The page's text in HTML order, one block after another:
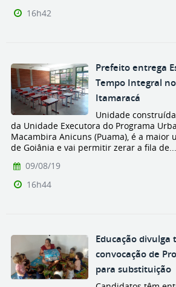
16h42
Prefeito entrega
Tempo Integral
Itamaracá
Unidade
da Unidade Executora do Programa
Macambira Anicuns (Puama), é a maior
de Goiânia e vai permitir zerar a fila de...
09/08/19
16h44
Educação
convocação de
para substituição